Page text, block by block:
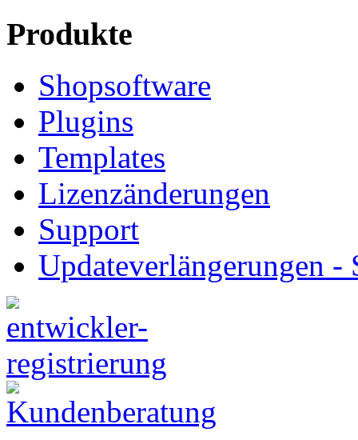
Produkte
Shopsoftware
Plugins
Templates
Lizenzänderungen
Support
Updateverlängerungen -